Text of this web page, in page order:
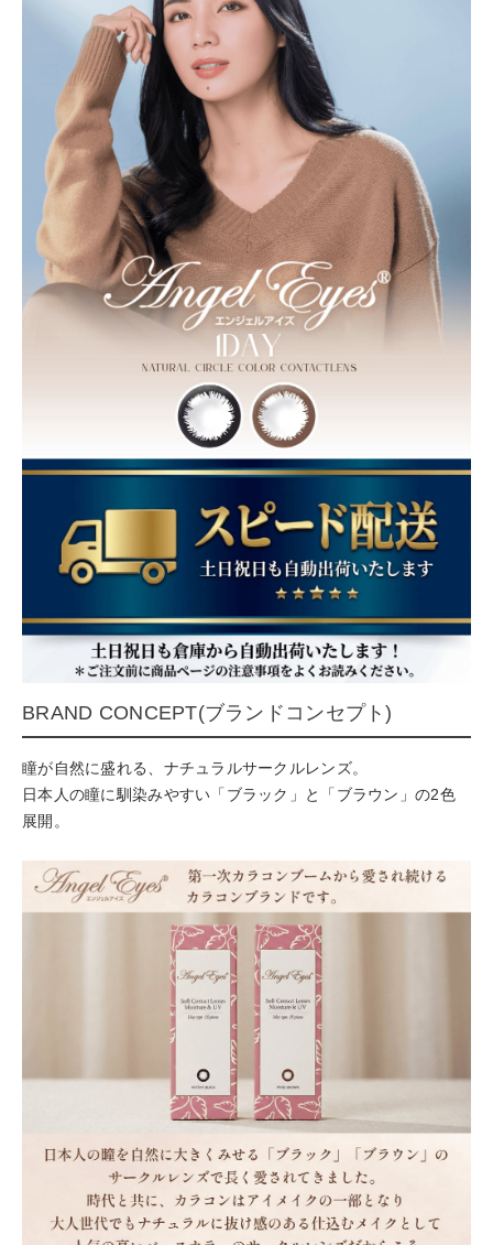
BRAND CONCEPT(ブランドコンセプト)
瞳が自然に盛れる、ナチュラルサークルレンズ。
日本人の瞳に馴染みやすい「ブラック」と「ブラウン」の2色
展開。